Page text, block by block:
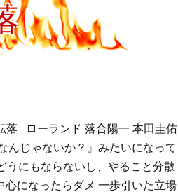
落 ローランド 落合陽一 本田圭佑
んじゃないか？』みたいになって
うにもならないし、やること分散
になったらダメ 一歩引いた立場